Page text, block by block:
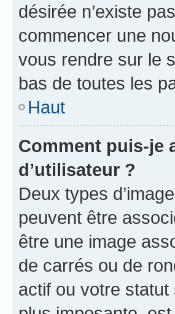
désirée n’existe
commencer une
vous rendre sur le
bas de toutes les
Haut
Comment puis-je
d’utilisateur ?
Deux types
peuvent être
être une image
de carrés ou de
actif ou votre statut